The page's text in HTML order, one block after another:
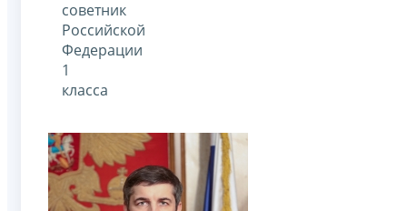
советник
Российской
Федерации
1
класса